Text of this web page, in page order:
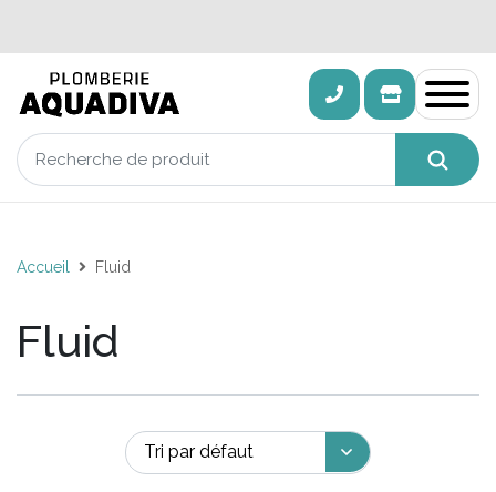
Accueil Fluid
Fluid